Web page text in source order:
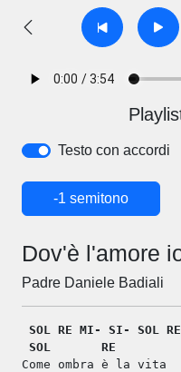
Testo con accordi
-1 semitono
Dov'è l'amore
Padre Daniele Badiali
SOL RE MI- SI- SOL RE
SOL
RE
Come ombra è la vita